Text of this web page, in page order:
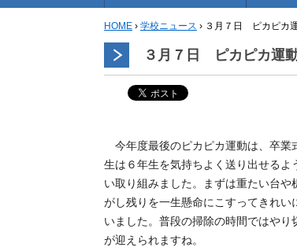
学校か
安心・
1年生
2年生
3年生
4年生
5年生
6年生
事務・
児童会
研修
小中連
その他
HOME › 学校ニュース › ３月７日 ピカピカ
３月７日 ピカピカ運
今年度最後のピカピカ運動は、卒業
生は６年生を気持ちよく送り出せる
い取り組みました。まずは重たい台
がし残りを一生懸命にこすってきれ
いました。普段の掃除の時間ではや
が迎えられますね。